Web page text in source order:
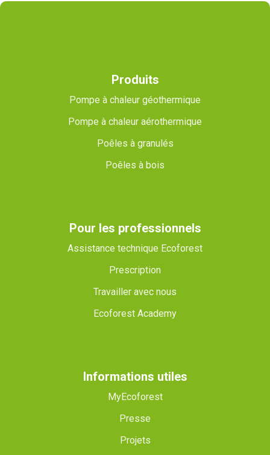
Produits
Pompe à chaleur géothermique
Pompe à chaleur aérothermique
Poêles à granulés
Poêles à bois
Pour les professionnels
Assistance technique Ecoforest
Prescription
Travailler avec nous
Ecoforest Academy
Informations utiles
MyEcoforest
Presse
Projets